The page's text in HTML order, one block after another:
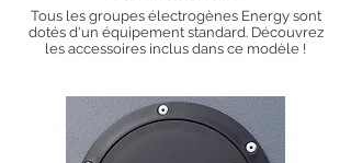
Tous les groupes électrogènes Energy sont
dotés d'un équipement standard. Découvrez
les accessoires inclus dans ce modèle !